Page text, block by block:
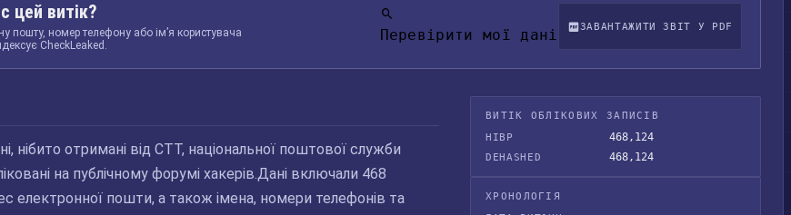
цей витік?
пошту, номер телефону або ім’я користувача
CheckLeaked.
Перевірити мої дані ЗАВАНТАЖИТИ ЗВІТ У PDF
нібито отримані від CTT, національної поштової служби
на публічному форумі хакерів.Дані включали 468
електронної пошти, а також імена, номери телефонів та
ВИТІК ОБЛІКОВИХ ЗАПИСІВ
HIBP
468,124
DEHASHED 468,124
ХРОНОЛОГІЯ